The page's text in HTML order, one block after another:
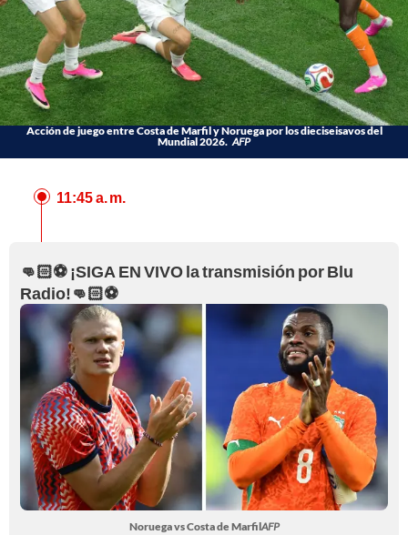
Acción de juego entre Costa de Marfil y Noruega por los dieciseisavos del
Mundial 2026. AFP
11:45 a. m.
👊🏻⚽ ¡SIGA EN VIVO la transmisión por Blu
Radio!👊🏻⚽
Noruega vs Costa de MarfilAFP